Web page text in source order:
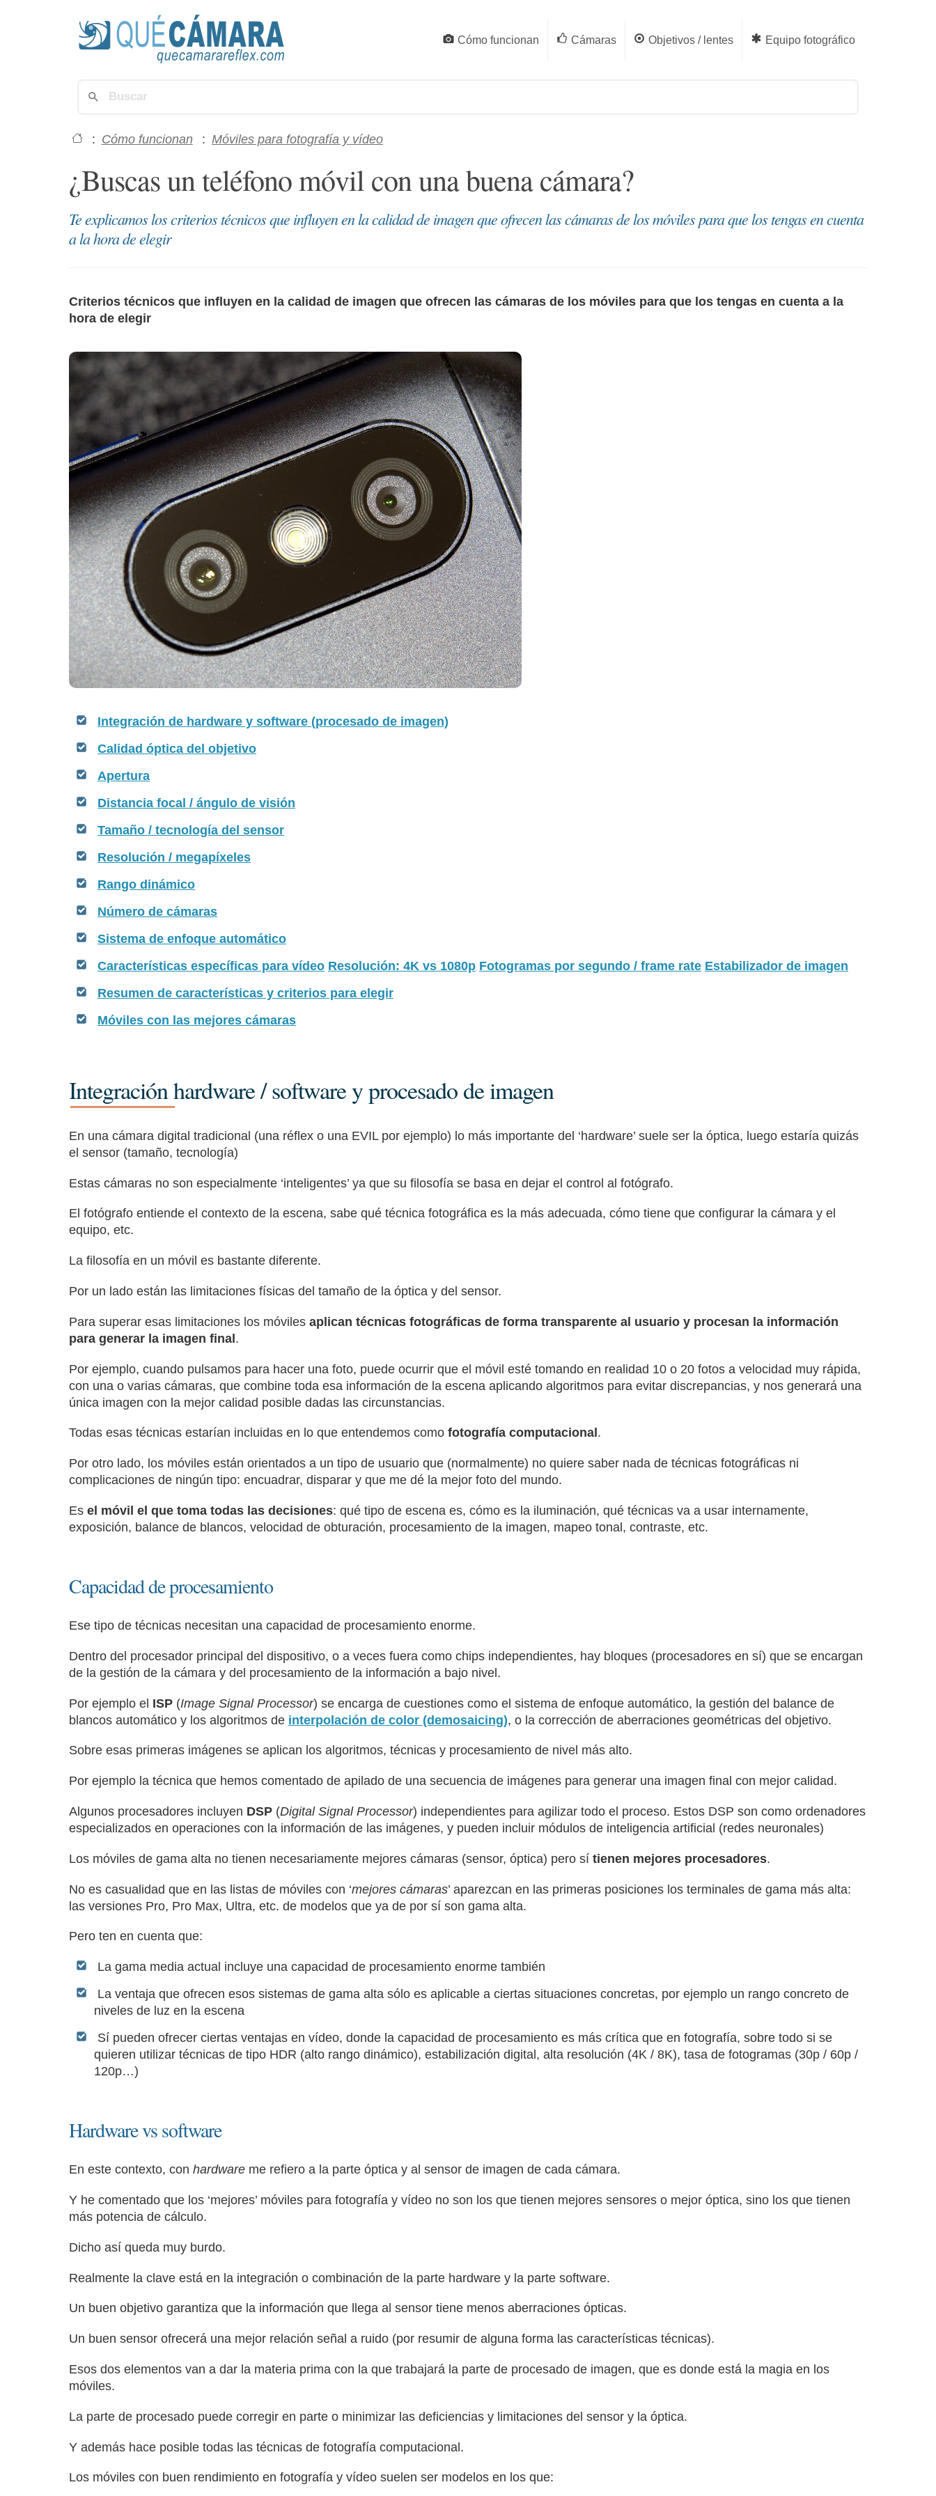
Cómo funcionan Cámaras Objetivos / lentes Equipo fotográfico
: Cómo funcionan : Móviles para fotografía y vídeo
¿Buscas un teléfono móvil con una buena cámara?
Te explicamos los criterios técnicos que influyen en la calidad de imagen que ofrecen las cámaras de los móviles para que los tengas en cuenta
a la hora de elegir
Criterios técnicos que influyen en la calidad de imagen que ofrecen las cámaras de los móviles para que los tengas en cuenta a la
hora de elegir
Integración de hardware y software (procesado de imagen)
Calidad óptica del objetivo
Apertura
Distancia focal / ángulo de visión
Tamaño / tecnología del sensor
Resolución / megapíxeles
Rango dinámico
Número de cámaras
Sistema de enfoque automático
Características específicas para vídeo Resolución: 4K vs 1080p Fotogramas por segundo / frame rate Estabilizador de imagen
Resumen de características y criterios para elegir
Móviles con las mejores cámaras
Integración hardware / software y procesado de imagen
En una cámara digital tradicional (una réflex o una EVIL por ejemplo) lo más importante del ‘hardware’ suele ser la óptica, luego estaría quizás
el sensor (tamaño, tecnología)
Estas cámaras no son especialmente ‘inteligentes’ ya que su filosofía se basa en dejar el control al fotógrafo.
El fotógrafo entiende el contexto de la escena, sabe qué técnica fotográfica es la más adecuada, cómo tiene que configurar la cámara y el
equipo, etc.
La filosofía en un móvil es bastante diferente.
Por un lado están las limitaciones físicas del tamaño de la óptica y del sensor.
Para superar esas limitaciones los móviles aplican técnicas fotográficas de forma transparente al usuario y procesan la información
para generar la imagen final.
Por ejemplo, cuando pulsamos para hacer una foto, puede ocurrir que el móvil esté tomando en realidad 10 o 20 fotos a velocidad muy rápida,
con una o varias cámaras, que combine toda esa información de la escena aplicando algoritmos para evitar discrepancias, y nos generará una
única imagen con la mejor calidad posible dadas las circunstancias.
Todas esas técnicas estarían incluidas en lo que entendemos como fotografía computacional .
Por otro lado, los móviles están orientados a un tipo de usuario que (normalmente) no quiere saber nada de técnicas fotográficas ni
complicaciones de ningún tipo: encuadrar, disparar y que me dé la mejor foto del mundo.
Es el móvil el que toma todas las decisiones: qué tipo de escena es, cómo es la iluminación, qué técnicas va a usar internamente,
exposición, balance de blancos, velocidad de obturación, procesamiento de la imagen, mapeo tonal, contraste, etc.
Capacidad de procesamiento
Ese tipo de técnicas necesitan una capacidad de procesamiento enorme.
Dentro del procesador principal del dispositivo, o a veces fuera como chips independientes, hay bloques (procesadores en sí) que se encargan
de la gestión de la cámara y del procesamiento de la información a bajo nivel.
Por ejemplo el ISP (Image Signal Processor) se encarga de cuestiones como el sistema de enfoque automático, la gestión del balance de
blancos automático y los algoritmos de interpolación de color (demosaicing), o la corrección de aberraciones geométricas del objetivo.
Sobre esas primeras imágenes se aplican los algoritmos, técnicas y procesamiento de nivel más alto.
Por ejemplo la técnica que hemos comentado de apilado de una secuencia de imágenes para generar una imagen final con mejor calidad.
Algunos procesadores incluyen DSP (Digital Signal Processor) independientes para agilizar todo el proceso. Estos DSP son como ordenadores
especializados en operaciones con la información de las imágenes, y pueden incluir módulos de inteligencia artificial (redes neuronales)
Los móviles de gama alta no tienen necesariamente mejores cámaras (sensor, óptica) pero sí tienen mejores procesadores.
No es casualidad que en las listas de móviles con ‘mejores cámaras’ aparezcan en las primeras posiciones los terminales de gama más alta:
las versiones Pro, Pro Max, Ultra, etc. de modelos que ya de por sí son gama alta.
Pero ten en cuenta que:
La gama media actual incluye una capacidad de procesamiento enorme también
La ventaja que ofrecen esos sistemas de gama alta sólo es aplicable a ciertas situaciones concretas, por ejemplo un rango concreto de
niveles de luz en la escena
Sí pueden ofrecer ciertas ventajas en vídeo, donde la capacidad de procesamiento es más crítica que en fotografía, sobre todo si se
quieren utilizar técnicas de tipo HDR (alto rango dinámico), estabilización digital, alta resolución (4K / 8K), tasa de fotogramas (30p / 60p /
120p…)
Hardware vs software
En este contexto, con hardware me refiero a la parte óptica y al sensor de imagen de cada cámara.
Y he comentado que los ‘mejores’ móviles para fotografía y vídeo no son los que tienen mejores sensores o mejor óptica, sino los que tienen
más potencia de cálculo.
Dicho así queda muy burdo.
Realmente la clave está en la integración o combinación de la parte hardware y la parte software.
Un buen objetivo garantiza que la información que llega al sensor tiene menos aberraciones ópticas.
Un buen sensor ofrecerá una mejor relación señal a ruido (por resumir de alguna forma las características técnicas).
Esos dos elementos van a dar la materia prima con la que trabajará la parte de procesado de imagen, que es donde está la magia en los
móviles.
La parte de procesado puede corregir en parte o minimizar las deficiencias y limitaciones del sensor y la óptica.
Y además hace posible todas las técnicas de fotografía computacional.
Los móviles con buen rendimiento en fotografía y vídeo suelen ser modelos en los que: